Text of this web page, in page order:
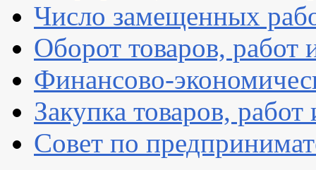
Число замещенных
Оборот товаров, работ
Финансово-
Закупка товаров, работ
Совет по